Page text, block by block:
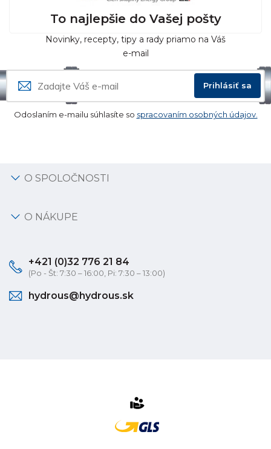
To najlepšie do Vašej pošty
Novinky, recepty, tipy a rady priamo na Váš
e-mail
Prihlásiť sa
Odoslaním e-mailu súhlasíte so spracovaním osobných údajov.
O SPOLOČNOSTI
O NÁKUPE
+421 (0)32 776 21 84
(Po - Št: 7:30 – 16:00, Pi: 7:30 – 13:00)
hydrous@hydrous.sk